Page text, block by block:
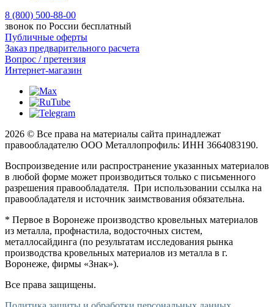
8 (800) 500-88-00
звонок по России бесплатный
Публичные оферты
Заказ предварительного расчета
Вопрос / претензия
Интернет-магазин
2026 © Все права на материалы сайта принадлежат
правообладателю ООО Металлопрофиль: ИНН 3664083190.
Воспроизведение или распространение указанных материалов
в любой форме может производиться только с письменного
разрешения правообладателя. При использовании ссылка на
правообладателя и источник заимствования обязательна.
* Первое в Воронеже производство кровельных материалов
из металла, профнастила, водосточных систем,
металлосайдинга (по результатам исследования рынка
производства кровельных материалов из металла в г.
Воронеже, фирмы «Знак»).
Все права защищены.